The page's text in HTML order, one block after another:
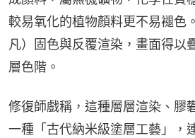
較易氧化的植物顏料更不易褪色
凡）固色與反覆渲染，畫面得以
層色階。
修復師戲稱，這種層層渲染、膠
一種「古代納米級塗層工藝」，